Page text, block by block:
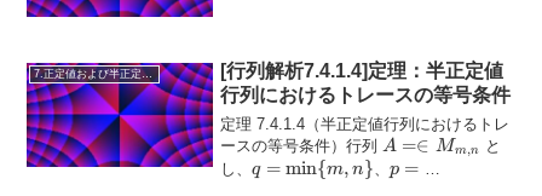
7.正定値および半正定値行列
[行列解析7.4.1.4]定理：半正定値
行列におけるトレースの等号条件
定理 7.4.1.4（半正定値行列におけるトレ
ースの等号条件）行列A = \in
M_{m,n}
A =∈ Mm,n
と
し、q =
q = min{m, n}、 p =
p =